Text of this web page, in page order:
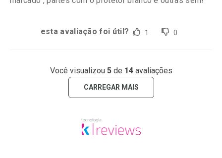
esta avaliação foi útil? 1 0
Você visualizou 5de 14avaliações
CARREGAR MAIS